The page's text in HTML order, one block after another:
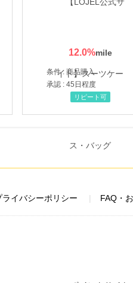
12.0%
条件 : 商品購入
承認 : 45日程度
リピート可
ライバシーポリシー FAQ・